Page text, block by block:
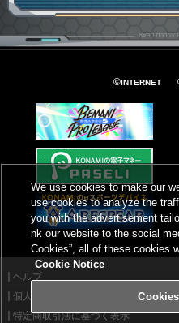
©INTERNET
ヘルプ
個人情報等保護方針
特定商取引法に基づく表示
We use cookies to make our
use cookies to analyze the
you with the advertisement
nk our website to the social
Cookies”, all of these cookies
Cookie Notice